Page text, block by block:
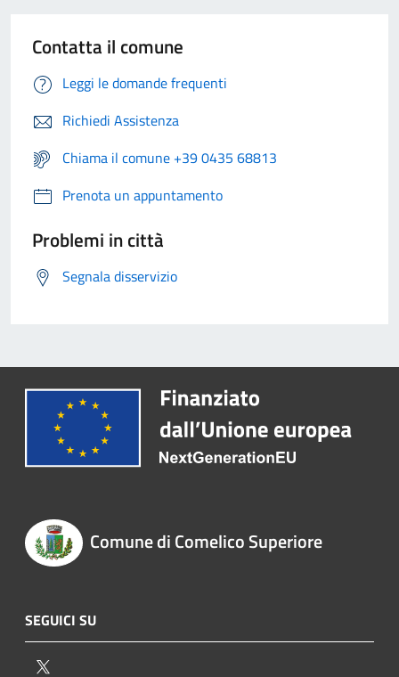
Contatta il comune
Leggi le domande frequenti
Richiedi Assistenza
Chiama il comune +39 0435 68813
Prenota un appuntamento
Problemi in città
Segnala disservizio
Comune di Comelico Superiore
SEGUICI SU